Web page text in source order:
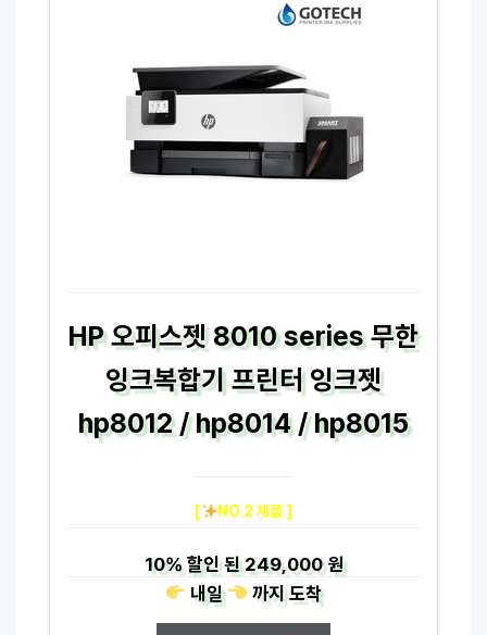
HP 오피스젯 8010 series 무한
잉크복합기 프린터 잉크젯
hp8012 / hp8014 / hp8015
[ NO.2 제품 ]
10%할인 된249,000 원
내일
까지도착